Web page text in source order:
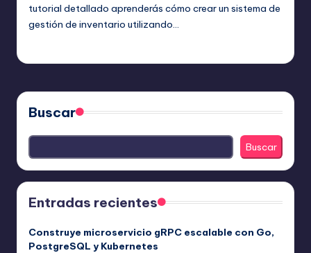
tutorial detallado aprenderás cómo crear un sistema de
gestión de inventario utilizando…
Buscar
Buscar
Entradas recientes
Construye microservicio gRPC escalable con Go,
PostgreSQL y Kubernetes